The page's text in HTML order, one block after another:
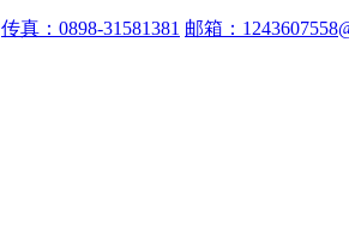
传真：0898-31581381 邮箱：